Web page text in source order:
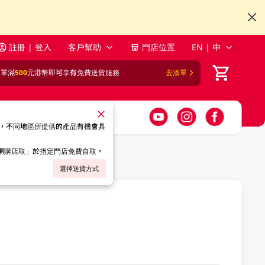
註冊 | 登入 客戶幫助 門店位置 EN | 中
滿500元港幣即可享有免費送貨服務 去湊單
不同地區所提供的產品有機會具
店取」於指定門店免費自取。
選擇送貨方式